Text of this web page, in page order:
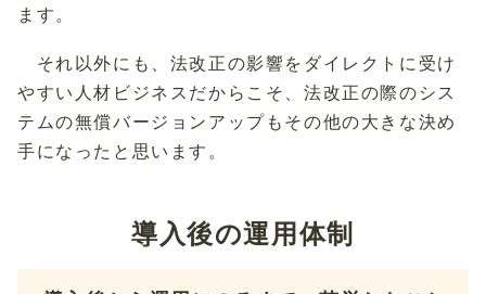
ます。
それ以外にも、法改正の影響をダイレクトに受け
やすい人材ビジネスだからこそ、法改正の際のシス
テムの無償バージョンアップもその他の大きな決め
手になったと思います。
導入後の運用体制